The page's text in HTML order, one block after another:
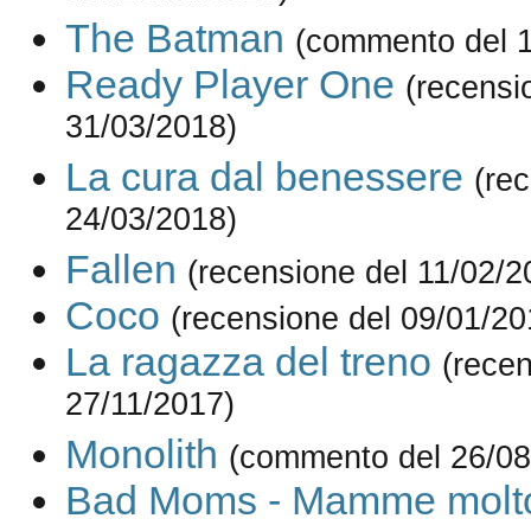
The Batman (commento del
Ready Player One
31/03/2018)
La cura dal benessere
24/03/2018)
Fallen (recensione del 11/02/
Coco (recensione del 09/01/
La ragazza del treno
27/11/2017)
Monolith (commento del 26/
Bad Moms - Mamme